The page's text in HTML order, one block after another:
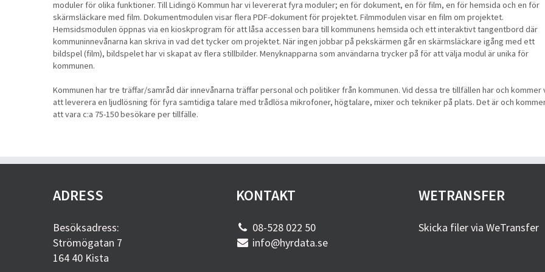
moduler för olika funktioner. Till Lidingö Kommun har vi levererat fyra moduler; en för dokument, en för film, en för hemsida och en för
skärmsläckare med film. Dokumentmodulen visar flera PDF-dokument för projektet. Filmmodulen visar en film om projektet.
Hemsidsmodulen öppnas via en kioskprogram för att låsa accessen bara till kommunens hemsida och ett interaktivt tangentbord där
kommuninnevånarna kan skriva in vad det tycker om projektet. När ingen jobbar på pekskärmen går en skärmsläckare igång med ett
bildspel (film), bildspelet har vi skapat av flera stillbilder. Menyknapparna som användarna trycker på för att välja modul är unika för
kommunen.
Kommunen har tre träffar/samråd där innevånarna träffar personal och politiker från kommunen. Vid dessa tre tillfällen har och kommer
att leverera en ljudlösning för fyra samtidiga talare med trådlösa mikrofoner, högtalare, mixer och tekniker på plats. Det är och
att vara c:a 75-150 besökare per tillfälle.
ADRESS
Besöksadress:
Strömögatan 7
164 40 Kista
KONTAKT
08-528 022 50
info@hyrdata.se
WETRANSFER
Skicka filer via WeTransfer